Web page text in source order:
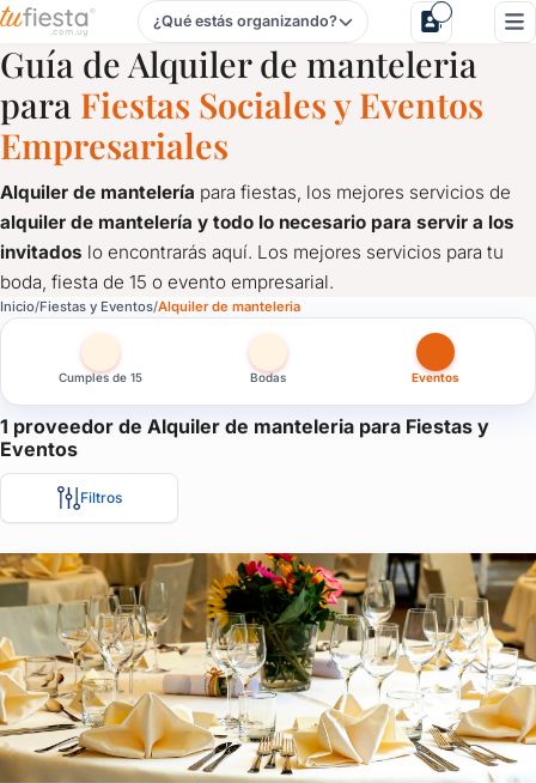
Alquiler de manteleria para Fiestas y Eventos en Uruguay
¿Qué estás organizando?
Guía de Alquiler de manteleria
para Fiestas Sociales y Eventos
Empresariales
Alquiler de mantelería para fiestas, los mejores servicios de
alquiler de mantelería y todo lo necesario para servir a los
invitados lo encontrarás aquí. Los mejores servicios para tu
boda, fiesta de 15 o evento empresarial.
Inicio Fiestas y Eventos Alquiler de manteleria
Cumples de 15 Bodas Eventos
1 proveedor de Alquiler de manteleria para Fiestas y
Eventos
Filtros
Alquiler de manteleria para Fiestas y Eventos en Uruguay
Alquiler de mantelería
para fiestas, los mejores servicios de